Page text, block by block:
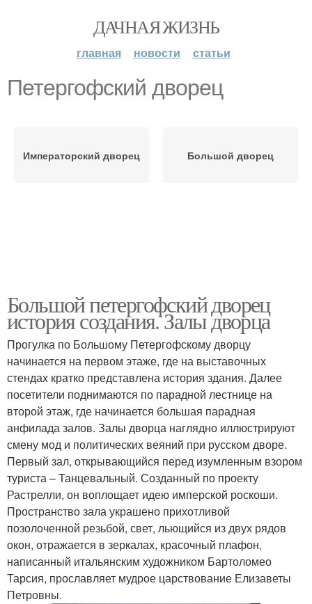
ДАЧНАЯ ЖИЗНЬ
главная новости статьи
Петергофский дворец
Императорский дворец Большой дворец
Большой петергофский дворец
история создания. Залы дворца
Прогулка по Большому Петергофскому дворцу
начинается на первом этаже, где на выставочных
стендах кратко представлена история здания. Далее
посетители поднимаются по парадной лестнице на
второй этаж, где начинается большая парадная
анфилада залов. Залы дворца наглядно иллюстрируют
смену мод и политических веяний при русском дворе.
Первый зал, открывающийся перед изумленным взором
туриста – Танцевальный. Созданный по проекту
Растрелли, он воплощает идею имперской роскоши.
Пространство зала украшено прихотливой
позолоченной резьбой, свет, льющийся из двух рядов
окон, отражается в зеркалах, красочный плафон,
написанный итальянским художником Бартоломео
Тарсия, прославляет мудрое царствование Елизаветы
Петровны.